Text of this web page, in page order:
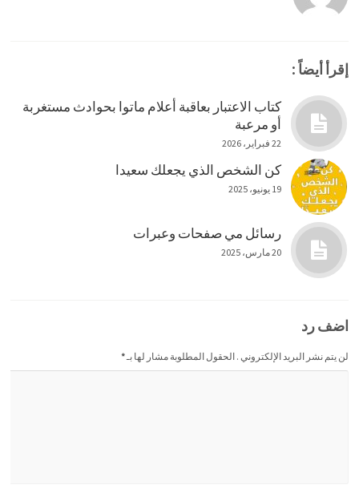
إقرأ أيضاً :
كتاب الاعتبار بعاقبة أعلام ماتوا بحوادث مستغربة
أو مرعبة
22 فبراير، 2026
كن الشخص الذي يجعلك سعيدا
19 يونيو، 2025
رسائل مي صفحات وعبرات
20 مارس، 2025
اضف رد
لن يتم نشر البريد الإلكتروني . الحقول المطلوبة مشار لها بـ*